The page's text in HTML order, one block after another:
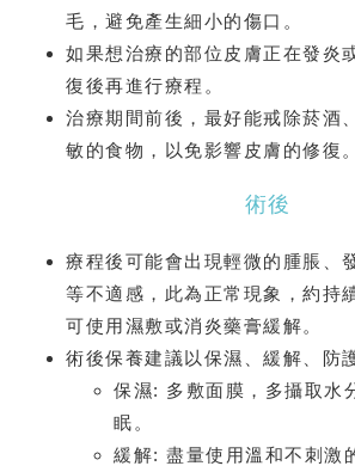
毛，避免產生細小的傷口。
如果想治療的部位皮膚正在發炎
復後再進行療程。
治療期間前後，最好能戒除菸酒
敏的食物，以免影響皮膚的修復。
術後
療程後可能會出現輕微的腫脹、
等不適感，此為正常現象，約持
可使用濕敷或消炎藥膏緩解。
術後保養建議以保濕、緩解、防
保濕: 多敷面膜，多攝取水
眠。
緩解: 盡量使用溫和不刺激